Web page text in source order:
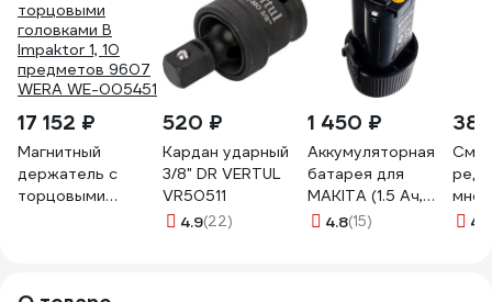
17 152 ₽
Магнитный
держатель c
торцовыми
520 ₽
Кардан ударный
3/8" DR VERTUL
VR50511
4.9(22)
1 450 ₽
Аккумуляторная
батарея для
MAKITA (1.5 Ач,
10.8 В, Li-Ion)
4.8(15)
г 4.9